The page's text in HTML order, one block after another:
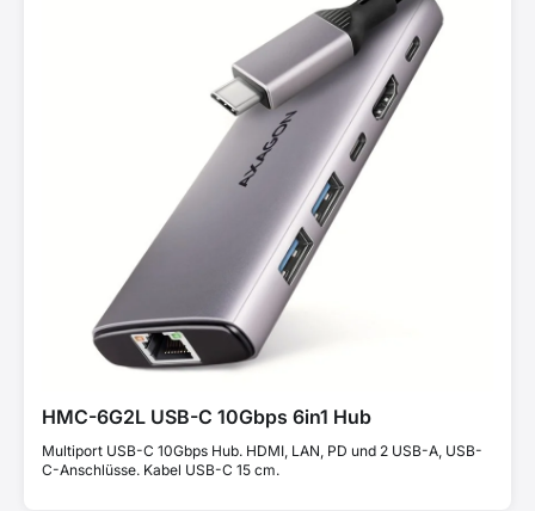
HMC-6G2L USB-C 10Gbps 6in1 Hub
Multiport USB-C 10Gbps Hub. HDMI, LAN, PD und 2 USB-A, USB-
C-Anschlüsse. Kabel USB-C 15 cm.